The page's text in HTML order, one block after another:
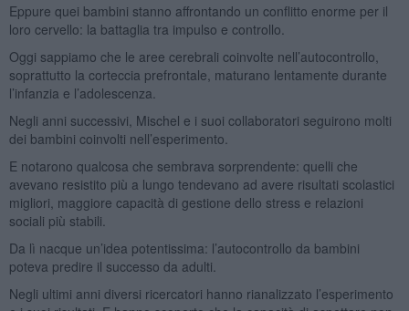
Eppure quei bambini stanno affrontando un conflitto enorme per il
loro cervello: la battaglia tra impulso e controllo.
Oggi sappiamo che le aree cerebrali coinvolte nell’autocontrollo,
soprattutto la corteccia prefrontale, maturano lentamente durante
l’infanzia e l’adolescenza.
Negli anni successivi, Mischel e i suoi collaboratori seguirono molti
dei bambini coinvolti nell’esperimento.
E notarono qualcosa che sembrava sorprendente: quelli che
avevano resistito più a lungo tendevano ad avere risultati scolastici
migliori, maggiore capacità di gestione dello stress e relazioni
sociali più stabili.
Da lì nacque un’idea potentissima: l’autocontrollo da bambini
poteva predire il successo da adulti.
Negli ultimi anni diversi ricercatori hanno rianalizzato l’esperimento